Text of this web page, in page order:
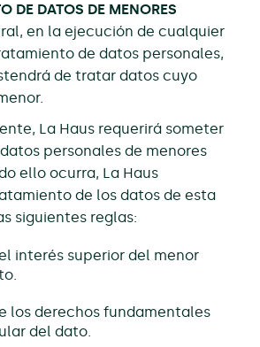
DE DATOS DE MENORES
en la ejecución de cualquier
de datos personales,
de tratar datos cuyo
La Haus requerirá someter
personales de menores
ello ocurra, La Haus
de los datos de esta
siguientes reglas:
interés superior del menor
los derechos fundamentales
del dato.